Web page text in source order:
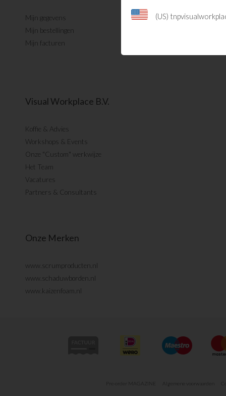
Mijn gegevens
Mijn bestellingen
Mijn facturen
Visual Workplace B.V.
Koffie & Advies
Workshops & Events
Onze "Custom" werkwijze
Het Team
Vacatures
Partners & Consultants
Onze Merken
www.scrumproducten.nl
www.schaduwborden.nl
www.kaizenfoam.nl
Pre-order MAGAZINE Algemene voorwaarden
(US)